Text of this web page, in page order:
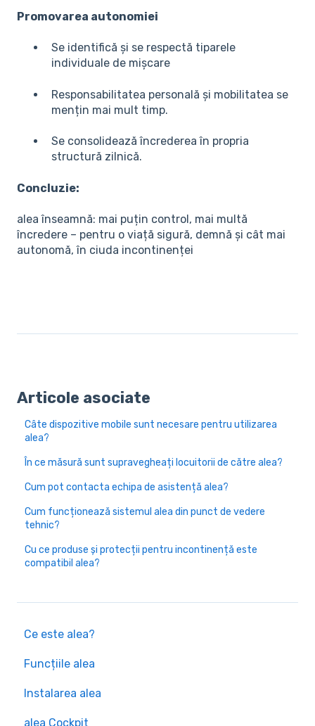
Promovarea autonomiei
Se identifică și se respectă tiparele
individuale de mișcare
Responsabilitatea personală și mobilitatea se
mențin mai mult timp.
Se consolidează încrederea în propria
structură zilnică.
Concluzie:
alea înseamnă: mai puțin control, mai multă
încredere – pentru o viață sigură, demnă și cât mai
autonomă, în ciuda incontinenței
Ce este alea?
Funcțiile alea
Instalarea alea
alea Cockpit
Articole asociate
Câte dispozitive mobile sunt necesare pentru utilizarea
alea?
În ce măsură sunt supravegheați locuitorii de către alea?
Cum pot contacta echipa de asistență alea?
Cum funcționează sistemul alea din punct de vedere
tehnic?
Cu ce produse și protecții pentru incontinență este
compatibil alea?